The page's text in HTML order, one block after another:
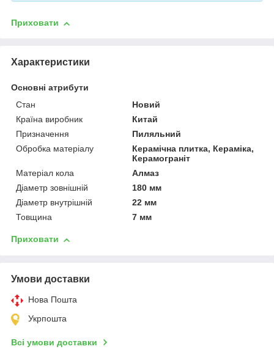
Приховати
Характеристики
Основні атрибути
Стан
Новий
Країна виробник
Китай
Призначення
Пиляльний
Обробка матеріалу
Керамічна плитка, Кераміка,
Керамограніт
Матеріал кола
Алмаз
Діаметр зовнішній
180 мм
Діаметр внутрішній
22 мм
Товщина
7 мм
Приховати
Умови доставки
Нова Пошта
Укрпошта
Всі умови доставки